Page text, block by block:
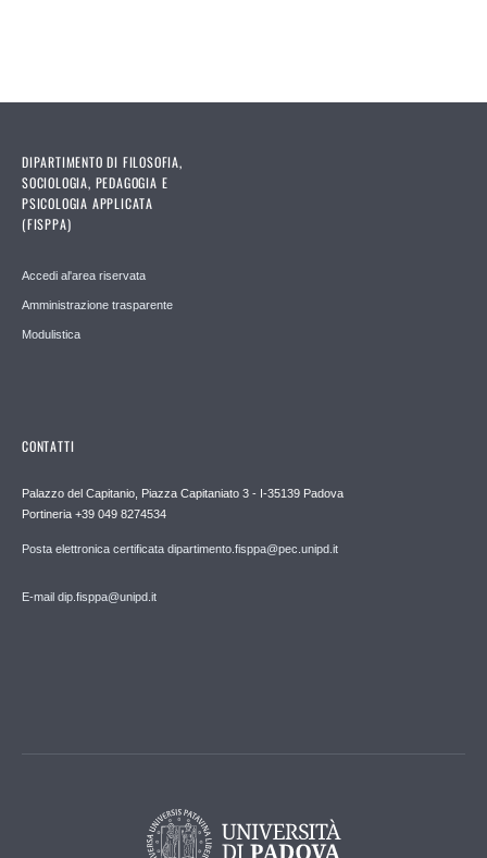
DIPARTIMENTO DI FILOSOFIA,
SOCIOLOGIA, PEDAGOGIA E
PSICOLOGIA APPLICATA
(FISPPA)
Accedi al'area riservata
Amministrazione trasparente
Modulistica
CONTATTI
Palazzo del Capitanio, Piazza Capitaniato 3 - I-35139 Padova
Portineria +39 049 8274534
Posta elettronica certificata dipartimento.fisppa@pec.unipd.it
E-mail dip.fisppa@unipd.it